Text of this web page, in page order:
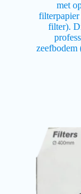
met
filter).